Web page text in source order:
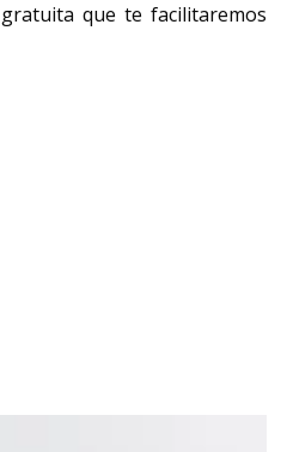
que te facilitaremos